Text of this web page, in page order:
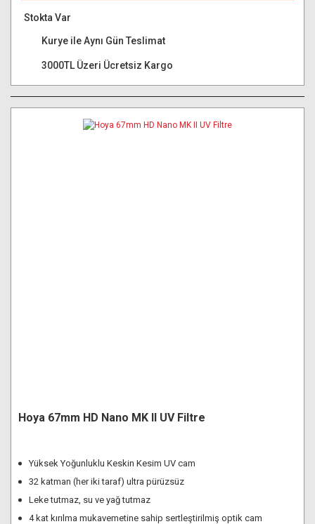
Stokta Var
Kurye ile Aynı Gün Teslimat
3000TL Üzeri Ücretsiz Kargo
Hoya 67mm HD Nano MK II UV Filtre
Yüksek Yoğunluklu Keskin Kesim UV cam
32 katman (her iki taraf) ultra pürüzsüz
Leke tutmaz, su ve yağ tutmaz
4 kat kırılma mukavemetine sahip sertleştirilmiş optik cam